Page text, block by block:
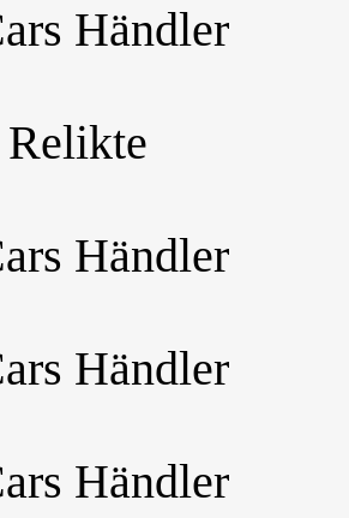
Händler
Händler
Händler
Händler